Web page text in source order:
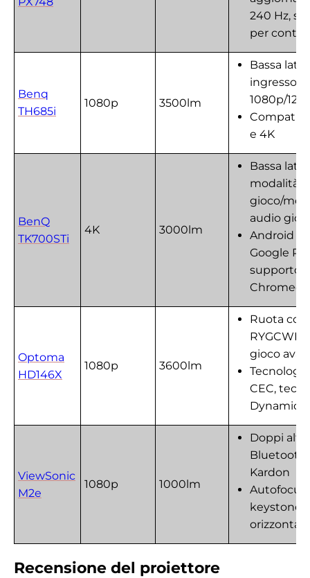
240 Hz,
per
Benq
TH685i
1080p 3500lm
Bassa
ingresso
1080p/
e 4K
BenQ
TK700STi
4K 3000lm
Bassa
modalità
gioco/
audio
Android
Google
supporto
Optoma
HD146X
1080p 3600lm
Ruota
gioco
CEC,
Dynamic
ViewSonic
M2e
1080p 1000lm
Doppi
Bluetooth
Kardon
Autofocus
keystone
Recensione del proiettore